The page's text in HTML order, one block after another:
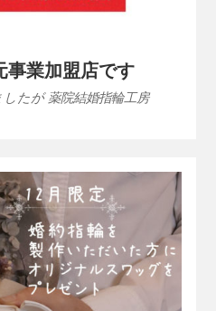
事業加盟店です
たが 薬院結婚指輪工房